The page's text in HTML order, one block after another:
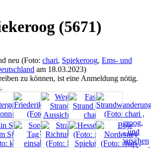
(5671)
neu (Foto: chari, Spiekeroog, Ems- und
am 18.03.2023)
zu können, ist eine Anmeldung nötig.
.